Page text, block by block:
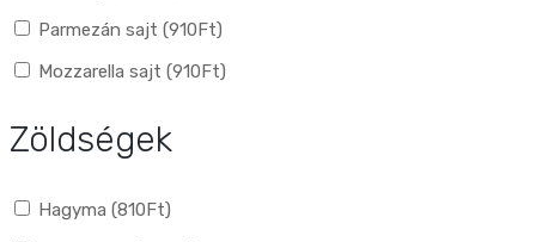
Parmezán sajt (910Ft)
Mozzarella sajt (910Ft)
Zöldségek
Hagyma (810Ft)